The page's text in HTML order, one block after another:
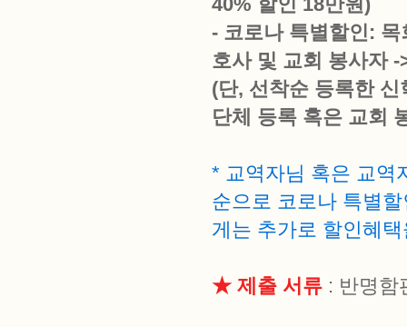
- 코로나 특별할인:
호사 및 교회 봉사자 -
(단, 선착순 등록한
단체 등록 혹은 교회
* 교역자님 혹은 교역
순으로 코로나 특별
게는 추가로 할인혜
★ 제출 서류 : 반명함